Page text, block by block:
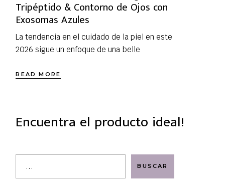
Tripéptido & Contorno de Ojos con
Exosomas Azules
La tendencia en el cuidado de la piel en este
2026 sigue un enfoque de una belle
READ MORE
Encuentra el producto ideal!
BUSCAR